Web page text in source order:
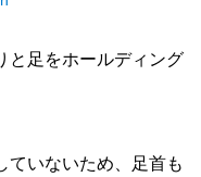
と足をホールディング
ていないため、足首も